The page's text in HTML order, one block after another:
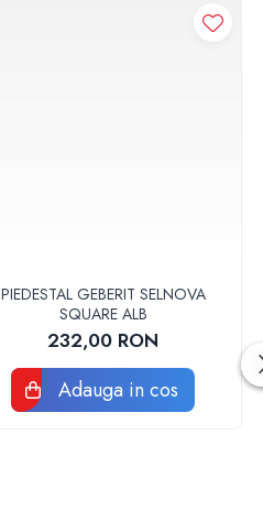
PIEDESTAL GEBERIT SELNOVA
SQUARE ALB
232,00 RON
Adauga in cos